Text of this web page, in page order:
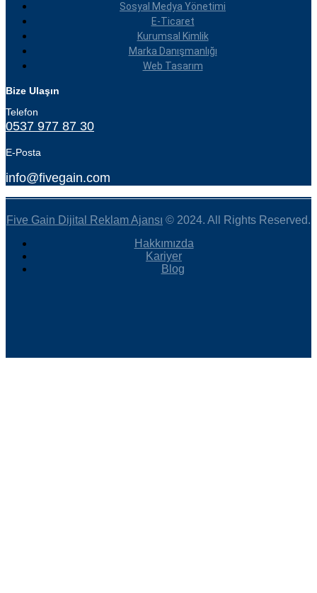
Sosyal Medya Yönetimi
E-Ticaret
Kurumsal Kimlik
Marka Danışmanlığı
Web Tasarım
Bize Ulaşın
Telefon
0537 977 87 30
E-Posta
info@fivegain.com
Five Gain Dijital Reklam Ajansı © 2024. All Rights Reserved.
Hakkımızda
Kariyer
Blog